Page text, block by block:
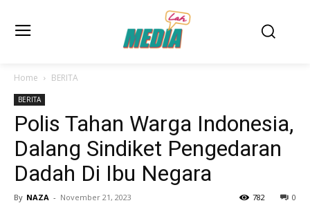
Home BERITA
BERITA
Polis Tahan Warga Indonesia,
Dalang Sindiket Pengedaran
Dadah Di Ibu Negara
By NAZA - November 21, 2023 0
782